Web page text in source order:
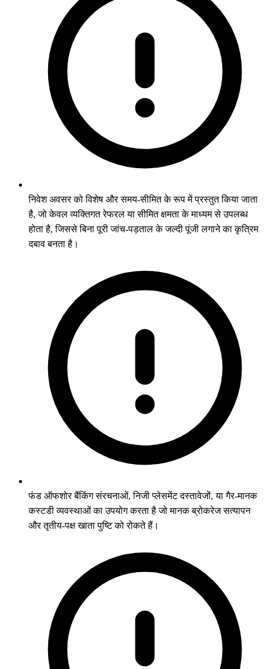
निवेश अवसर को विशेष और समय-सीमित के रूप में प्रस्तुत किया जाता
है, जो केवल व्यक्तिगत रेफरल या सीमित क्षमता के माध्यम से उपलब्ध
होता है, जिससे बिना पूरी जांच-पड़ताल के जल्दी पूंजी लगाने का कृत्रिम
दबाव बनता है।
फंड ऑफशोर बैंकिंग संरचनाओं, निजी प्लेसमेंट दस्तावेजों, या गैर-मानक
कस्टडी व्यवस्थाओं का उपयोग करता है जो मानक ब्रोकरेज सत्यापन
और तृतीय-पक्ष खाता पुष्टि को रोकते हैं।